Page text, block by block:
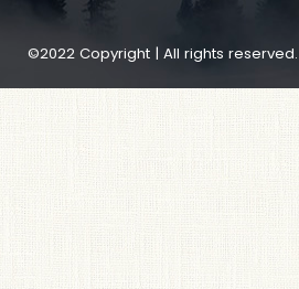
©2022 Copyright | All rights